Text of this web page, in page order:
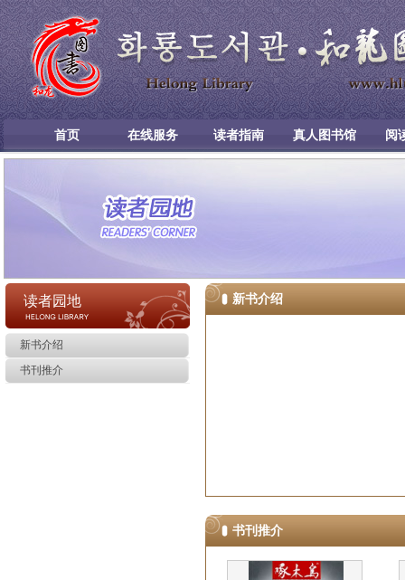
首页 在线服务 读者指南 真人图书馆 阅
读者园地
新书介绍
书刊推介
新书介绍
书刊推介